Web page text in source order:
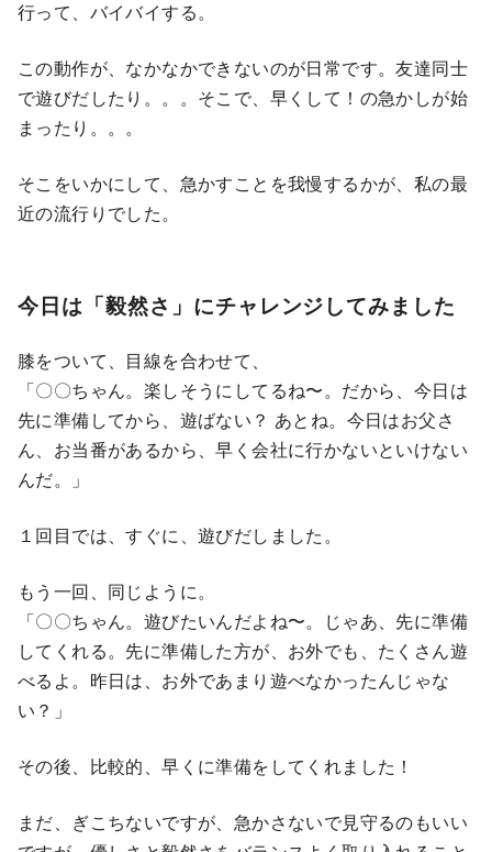
行って、バイバイする。
この動作が、なかなかできないのが日常です。友達同士
で遊びだしたり。。。そこで、早くして！の急かしが始
まったり。。。
そこをいかにして、急かすことを我慢するかが、私の最
近の流行りでした。
今日は「毅然さ」にチャレンジしてみました
膝をついて、目線を合わせて、
「〇〇ちゃん。楽しそうにしてるね〜。だから、今日は
先に準備してから、遊ばない？ あとね。今日はお父さ
ん、お当番があるから、早く会社に行かないといけない
んだ。」
１回目では、すぐに、遊びだしました。
もう一回、同じように。
「〇〇ちゃん。遊びたいんだよね〜。じゃあ、先に準備
してくれる。先に準備した方が、お外でも、たくさん遊
べるよ。昨日は、お外であまり遊べなかったんじゃな
い？」
その後、比較的、早くに準備をしてくれました！
まだ、ぎこちないですが、急かさないで見守るのもいい